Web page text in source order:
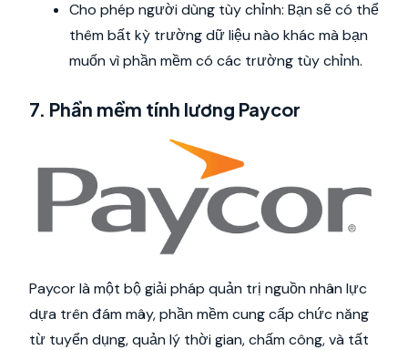
Cho phép người dùng tùy chỉnh: Bạn sẽ có thể
thêm bất kỳ trường dữ liệu nào khác mà bạn
muốn vì phần mềm có các trường tùy chỉnh.
7. Phần mềm tính lương Paycor
Paycor là một bộ giải pháp quản trị nguồn nhân lực
dựa trên đám mây, phần mềm cung cấp chức năng
từ tuyển dụng, quản lý thời gian, chấm công, và tất